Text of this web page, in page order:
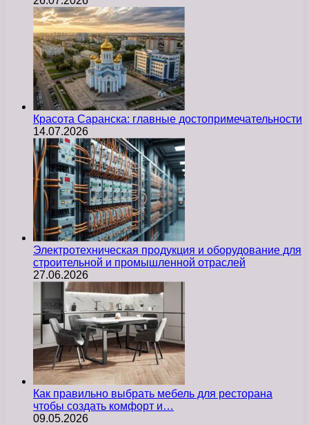
Красота Саранска: главные достопримечательности
14.07.2026
Электротехническая продукция и оборудование для
строительной и промышленной отраслей
27.06.2026
Как правильно выбрать мебель для ресторана
чтобы создать комфорт и…
09.05.2026